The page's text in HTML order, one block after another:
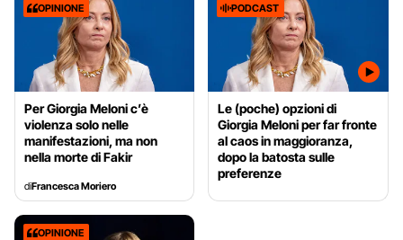
OPINIONE
Per Giorgia Meloni c’è
violenza solo nelle
manifestazioni, ma non
nella morte di Fakir
diFrancesca Moriero
PODCAST
Le (poche) opzioni di
Giorgia Meloni per far fronte
al caos in maggioranza,
dopo la batosta sulle
preferenze
OPINIONE